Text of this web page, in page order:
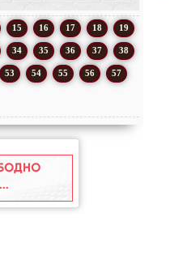
15 16 17 18 19
34 35 36 37 38
53 54 55 56 57